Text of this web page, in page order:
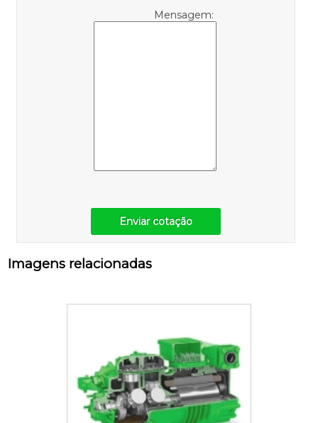
Mensagem:
Enviar cotação
Imagens relacionadas